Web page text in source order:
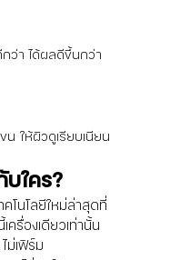
ว่า ได้ผลดีขึ้นกว่า
ให้ผิวดูเรียบเนียน
บใคร?
โนโลยีใหม่ล่าสุดที่
ครื่องเดียวเท่านั้น
เฟิร์ม